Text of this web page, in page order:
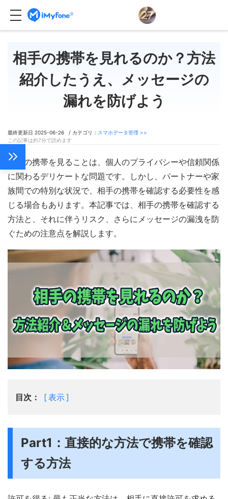
相手の携帯を見れるのか？方法
紹介したうえ、メッセージの
漏れを防げよう
最終更新日 2025-06-26 / カテゴリ： スマホデータ管理 >>
この記事は約7分で読めます
他人の携帯を見ることは、個人のプライバシーや信頼関係
に関わるデリケートな問題です。しかし、パートナーや家
族間での特別な状況で、相手の携帯を確認する必要性を感
じる場合もあります。本記事では、相手の携帯を確認する
方法と、それに伴うリスク、さらにメッセージの漏洩を防
ぐための注意点を解説します。
目次： 表示
Part1：直接的な方法で携帯を確認
する方法